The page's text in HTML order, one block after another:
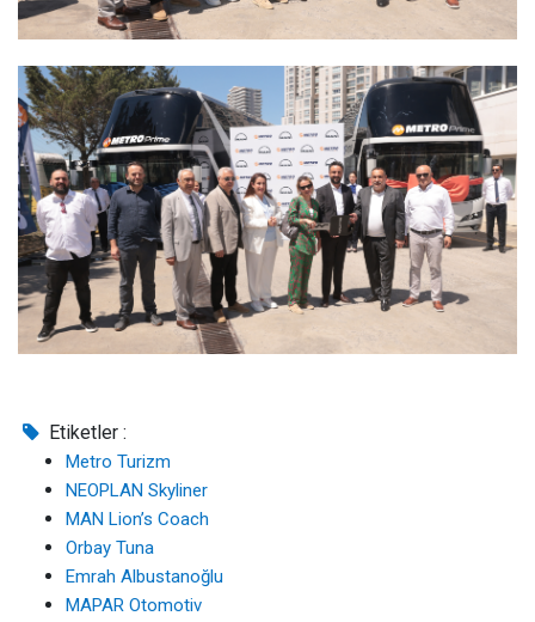
Etiketler :
Metro Turizm
NEOPLAN Skyliner
MAN Lion’s Coach
Orbay Tuna
Emrah Albustanoğlu
MAPAR Otomotiv